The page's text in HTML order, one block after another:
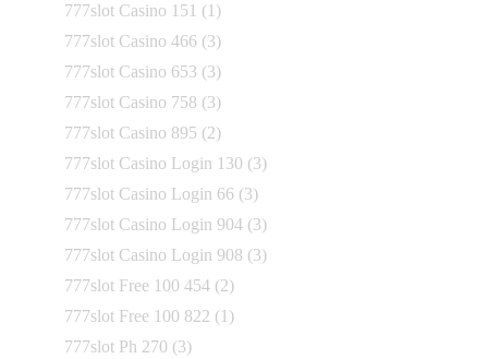
777slot Casino 151 (1)
777slot Casino 466 (3)
777slot Casino 653 (3)
777slot Casino 758 (3)
777slot Casino 895 (2)
777slot Casino Login 130 (3)
777slot Casino Login 66 (3)
777slot Casino Login 904 (3)
777slot Casino Login 908 (3)
777slot Free 100 454 (2)
777slot Free 100 822 (1)
777slot Ph 270 (3)